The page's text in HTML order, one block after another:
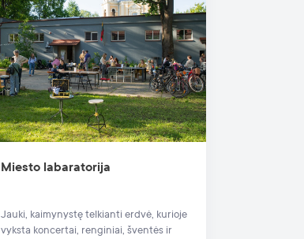
Miesto labaratorija
Jauki, kaimynystę telkianti erdvė, kurioje
vyksta koncertai, renginiai, šventės ir